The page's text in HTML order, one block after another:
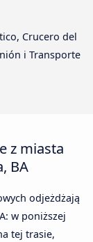
Crucero del
i Transporte
z miasta
BA
odjeżdżają
w poniższej
tej trasie,